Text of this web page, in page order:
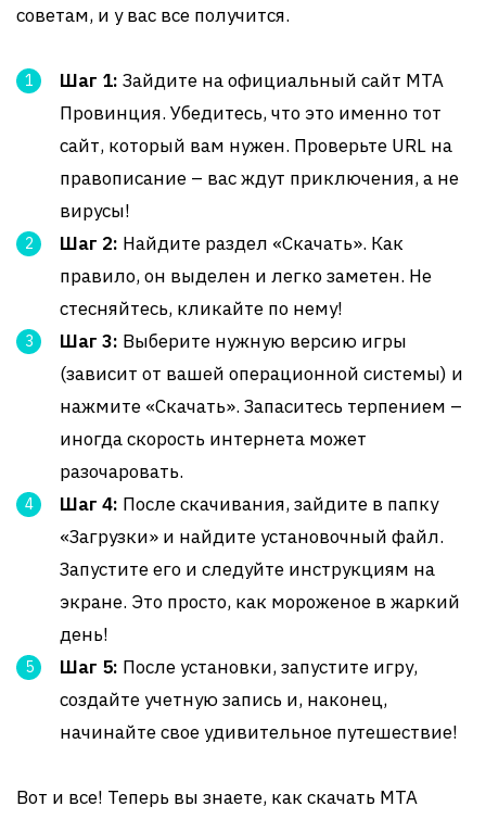
советам, и у вас все получится.
Шаг 1: Зайдите на официальный сайт MTA
Провинция. Убедитесь, что это именно тот
сайт, который вам нужен. Проверьте URL на
правописание – вас ждут приключения, а не
вирусы!
Шаг 2: Найдите раздел «Скачать». Как
правило, он выделен и легко заметен. Не
стесняйтесь, кликайте по нему!
Шаг 3: Выберите нужную версию игры
(зависит от вашей операционной системы) и
нажмите «Скачать». Запаситесь терпением –
иногда скорость интернета может
разочаровать.
Шаг 4: После скачивания, зайдите в папку
«Загрузки» и найдите установочный файл.
Запустите его и следуйте инструкциям на
экране. Это просто, как мороженое в жаркий
день!
Шаг 5: После установки, запустите игру,
создайте учетную запись и, наконец,
начинайте свое удивительное путешествие!
Вот и все! Теперь вы знаете, как скачать MTA